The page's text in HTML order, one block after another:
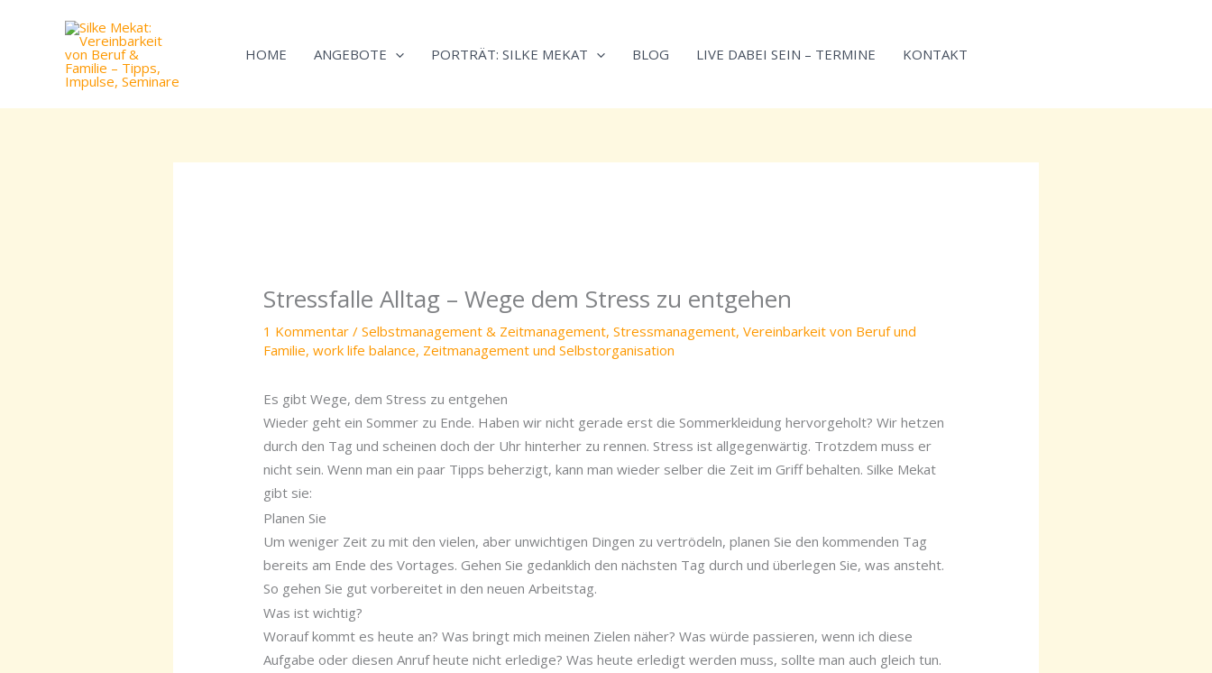
HOME ANGEBOTE PORTRÄT: SILKE MEKAT BLOG LIVE DABEI SEIN – TERMINE KONTAKT
Stressfalle Alltag – Wege dem Stress zu entgehen
1 Kommentar /Selbstmanagement & Zeitmanagement,Stressmanagement,Vereinbarkeit von Beruf und
Familie,work life balance, Zeitmanagement und Selbstorganisation
Es gibt Wege, dem Stress zu entgehen
Wieder geht ein Sommer zu Ende. Haben wir nicht gerade erst die Sommerkleidung hervorgeholt? Wir hetzen
durch den Tag und scheinen doch der Uhr hinterher zu rennen. Stress ist allgegenwärtig. Trotzdem muss er
nicht sein. Wenn man ein paar Tipps beherzigt, kann man wieder selber die Zeit im Griff behalten. Silke Mekat
gibt sie:
Planen Sie
Um weniger Zeit zu mit den vielen, aber unwichtigen Dingen zu vertrödeln, planen Sie den kommenden Tag
bereits am Ende des Vortages. Gehen Sie gedanklich den nächsten Tag durch und überlegen Sie, was ansteht.
So gehen Sie gut vorbereitet in den neuen Arbeitstag.
Was ist wichtig?
Worauf kommt es heute an? Was bringt mich meinen Zielen näher? Was würde passieren, wenn ich diese
Aufgabe oder diesen Anruf heute nicht erledige? Was heute erledigt werden muss, sollte man auch gleich tun.
sich
reduzieren